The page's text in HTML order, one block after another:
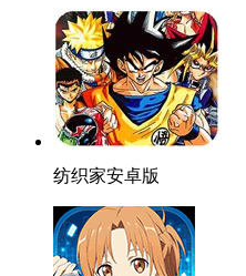
纺织家安卓版